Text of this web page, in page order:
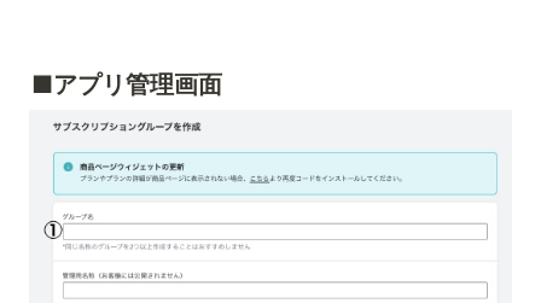
■アプリ管理画面